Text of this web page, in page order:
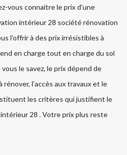
vous connaitre le prix d’une
intérieur 28 société rénovation
l’offrir à des prix irrésistibles à
en charge tout en charge du sol
le savez, le prix dépend de
l’accès aux travaux et le
les critères qui justifient le
28 . Votre prix plus reste